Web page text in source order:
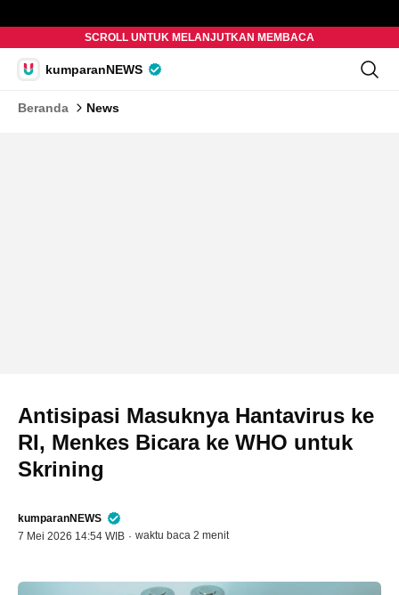
SCROLL UNTUK MELANJUTKAN MEMBACA
kumparanNEWS
Beranda News
Antisipasi Masuknya Hantavirus ke
RI, Menkes Bicara ke WHO untuk
Skrining
kumparanNEWS
7 Mei 2026 14:54 WIB · waktu baca 2 menit